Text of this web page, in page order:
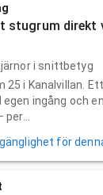
stugrum direkt
i snittbetyg
25 i Kanalvillan.
egen ingång och
för